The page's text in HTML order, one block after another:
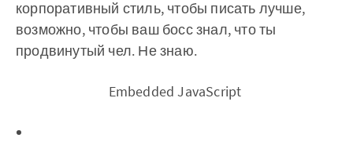
корпоративный стиль, чтобы писать лучше,
возможно, чтобы ваш босс знал, что ты
продвинутый чел. Не знаю.
‌ Embedded JavaScript